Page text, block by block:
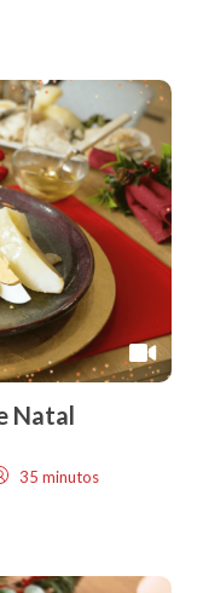
Natal
35 minutos